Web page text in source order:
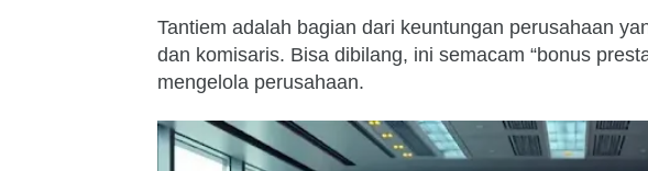
Tantiem adalah bagian dari keuntungan perusahaan
dan komisaris. Bisa dibilang, ini semacam “bonus
mengelola perusahaan.